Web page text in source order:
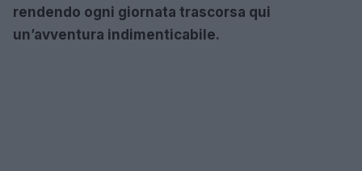
rendendo ogni giornata trascorsa qui
un’avventura indimenticabile.